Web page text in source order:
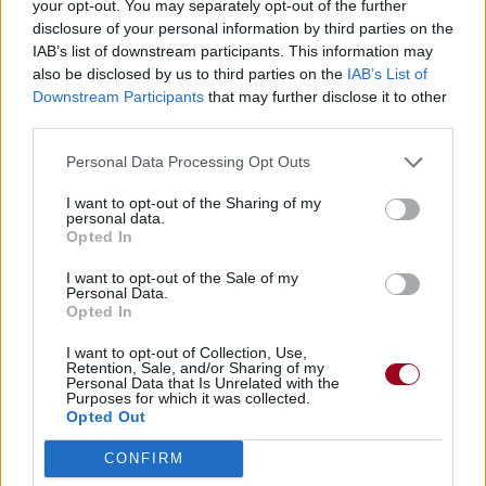
your opt-out. You may separately opt-out of the further
disclosure of your personal information by third parties on the
IAB’s list of downstream participants. This information may
also be disclosed by us to third parties on the IAB’s List of
Downstream Participants that may further disclose it to other
Personal Data Processing Opt Outs
I want to opt-out of the Sharing of my
personal data.
Opted In
I want to opt-out of the Sale of my
Personal Data.
Opted In
I want to opt-out of Collection, Use,
Retention, Sale, and/or Sharing of my
Personal Data that Is Unrelated with the
Purposes for which it was collected.
Opted Out
CONFIRM